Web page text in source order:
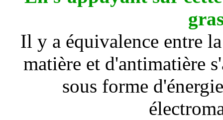
Il y a équivalence entre
matière et d'antimatière
sous forme